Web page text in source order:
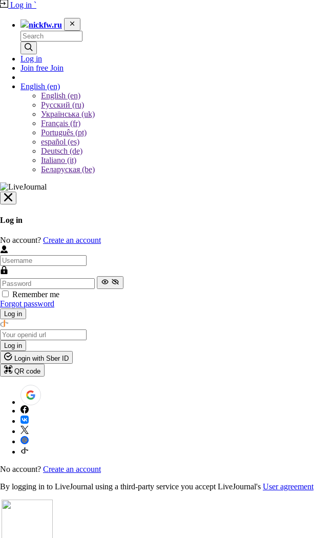
Log in `
nickfw.ru
Log in
Join free Join
English (en)
English (en)
Русский (ru)
Українська (uk)
Français (fr)
Português (pt)
español (es)
Deutsch (de)
Italiano (it)
Беларуская (be)
Log in
No account? Create an account
Remember me
Forgot password
Log in
Log in
Login with Sber ID
QR code
No account? Create an account
By logging in to LiveJournal using a third-party service you accept LiveJournal's User agreement